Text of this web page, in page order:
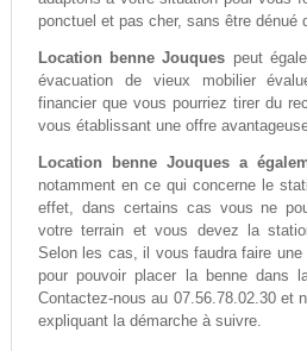
ponctuel et pas cher, sans être dénué
Location benne Jouques peut
évacuation de vieux mobilier
financier que vous pourriez tirer du
vous établissant une offre
Location benne Jouques a
notamment en ce qui concerne le
effet, dans certains cas vous ne
votre terrain et vous devez la
Selon les cas, il vous faudra faire
pour pouvoir placer la benne dans
Contactez-nous au 07.56.78.02.30 et
expliquant la démarche à suivre.